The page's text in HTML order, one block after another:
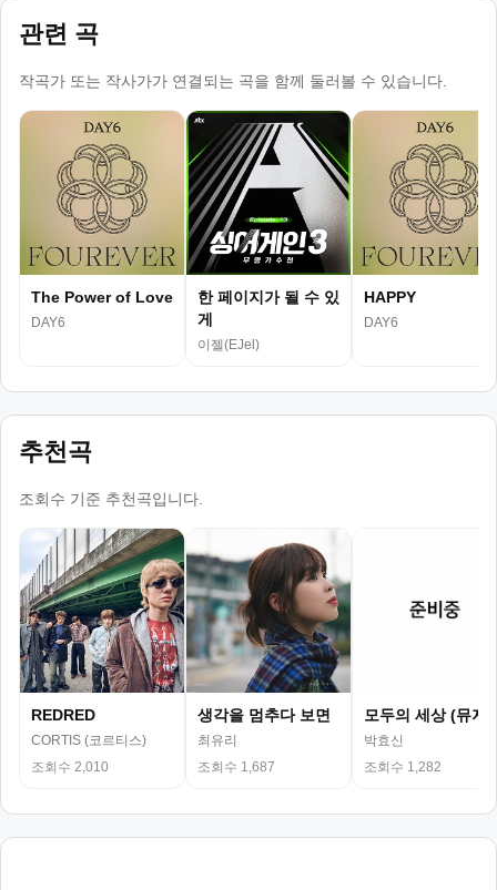
관련 곡
작곡가 또는 작사가가 연결되는 곡을 함께 둘러볼 수 있습니다.
The Power of Love
DAY6
한 페이지가 될 수 있
게
이젤(EJel)
HAPPY
DAY6
추천곡
조회수 기준 추천곡입니다.
REDRED
CORTIS (코르티스)
조회수 2,010
생각을 멈추다 보면
최유리
조회수 1,687
모두의 세상 (뮤지
박효신
조회수 1,282